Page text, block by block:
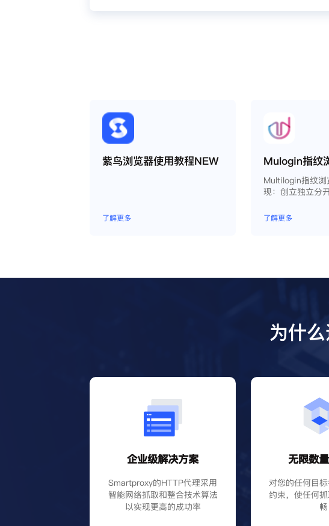
紫鸟浏览器使用教程NEW
了解更多
Multilogin指纹浏
现：创立独立分
重浏览器文件，
构建商务工作流
了解更多
为什
企业级解决方案
Smartproxy的HTTP代理采用
智能网络抓取和整合技术算法
以实现更高的成功率
无限数
对您的任何目
约束，使任何
畅